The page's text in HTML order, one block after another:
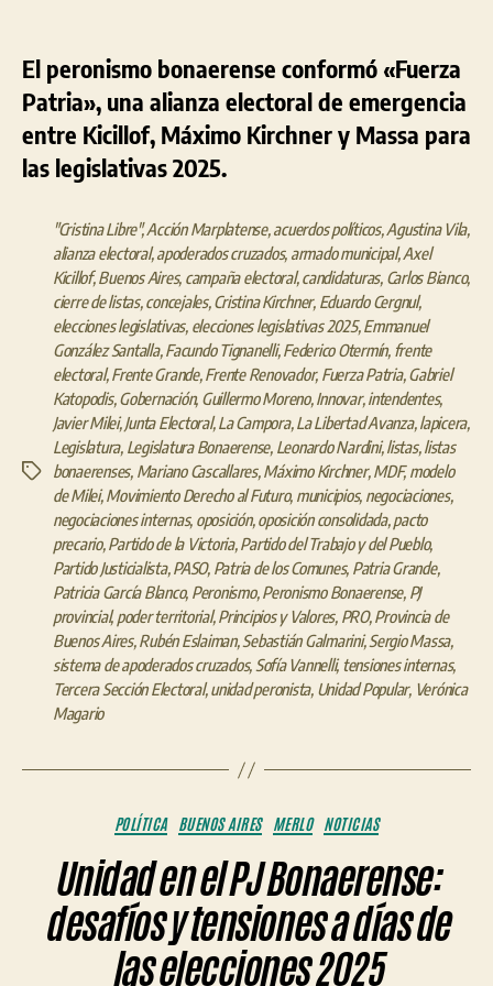
El peronismo bonaerense conformó «Fuerza
Patria», una alianza electoral de emergencia
entre Kicillof, Máximo Kirchner y Massa para
las legislativas 2025.
Etiquetas
"Cristina Libre",Acción Marplatense,acuerdos políticos,Agustina Vila,
alianza electoral,apoderados cruzados, armado municipal,Axel
Kicillof,Buenos Aires, campaña electoral,candidaturas, Carlos Bianco,
cierre de listas,concejales,Cristina Kirchner, Eduardo Cergnul,
elecciones legislativas, elecciones legislativas 2025,Emmanuel
González Santalla,Facundo Tignanelli,Federico Otermín, frente
electoral,Frente Grande,Frente Renovador, Fuerza Patria,Gabriel
Katopodis,Gobernación, Guillermo Moreno,Innovar,intendentes,
Javier Milei,Junta Electoral,La Campora,La Libertad Avanza,lapicera,
Legislatura, Legislatura Bonaerense, Leonardo Nardini,listas,listas
bonaerenses, Mariano Cascallares,Máximo Kirchner,MDF,modelo
de Milei,Movimiento Derecho al Futuro, municipios, negociaciones,
negociaciones internas, oposición,oposición consolidada,pacto
precario,Partido de la Victoria,Partido del Trabajo y del Pueblo,
Partido Justicialista,PASO, Patria de los Comunes, Patria Grande,
Patricia García Blanco, Peronismo,Peronismo Bonaerense, PJ
provincial,poder territorial,Principios y Valores, PRO,Provincia de
Buenos Aires,Rubén Eslaiman,Sebastián Galmarini,Sergio Massa,
sistema de apoderados cruzados, Sofía Vannelli, tensiones internas,
Tercera Sección Electoral,unidad peronista, Unidad Popular, Verónica
Magario
Categorías
POLÍTICA BUENOS AIRES MERLO NOTICIAS
Unidad en el PJ Bonaerense:
desafíos y tensiones a días de
las elecciones 2025